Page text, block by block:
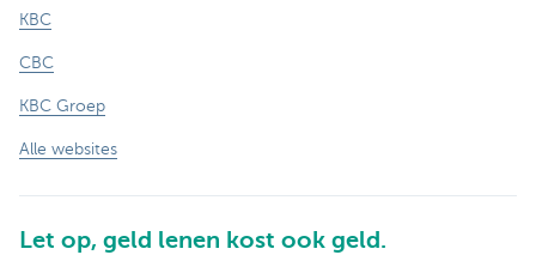
KBC
CBC
KBC Groep
Alle websites
Let op, geld lenen kost ook geld.